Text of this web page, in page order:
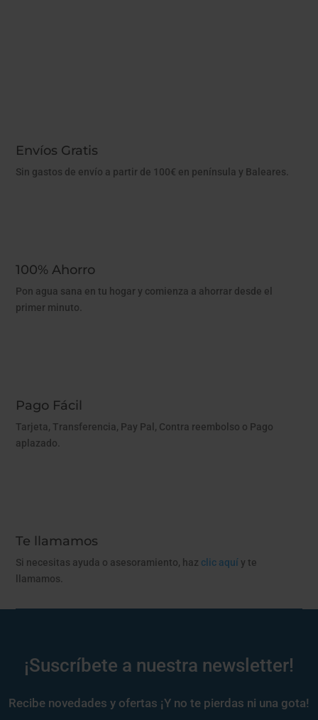
Envíos Gratis
Sin gastos de envío a partir de 100€ en península y Baleares.
100% Ahorro
Pon agua sana en tu hogar y comienza a ahorrar desde el
primer minuto.
Pago Fácil
Tarjeta, Transferencia, Pay Pal, Contra reembolso o Pago
aplazado.
Te llamamos
Si necesitas ayuda o asesoramiento, haz clic aquí y te
llamamos.
¡Suscríbete a nuestra newsletter!
Recibe novedades y ofertas ¡Y no te pierdas ni una gota!